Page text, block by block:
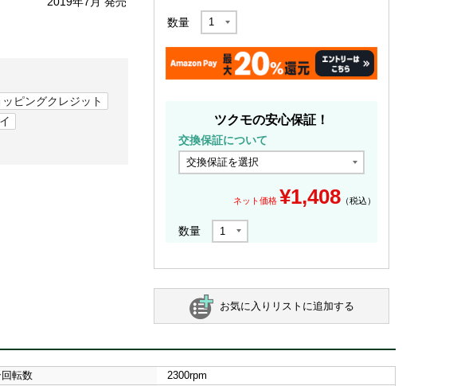
ッピングクレジット
数量
ツクモの安心保証！
交換保証について
ネット価格 ¥1,408 （税込）
数量
お気に入りリストに追加する
回転数
2300rpm